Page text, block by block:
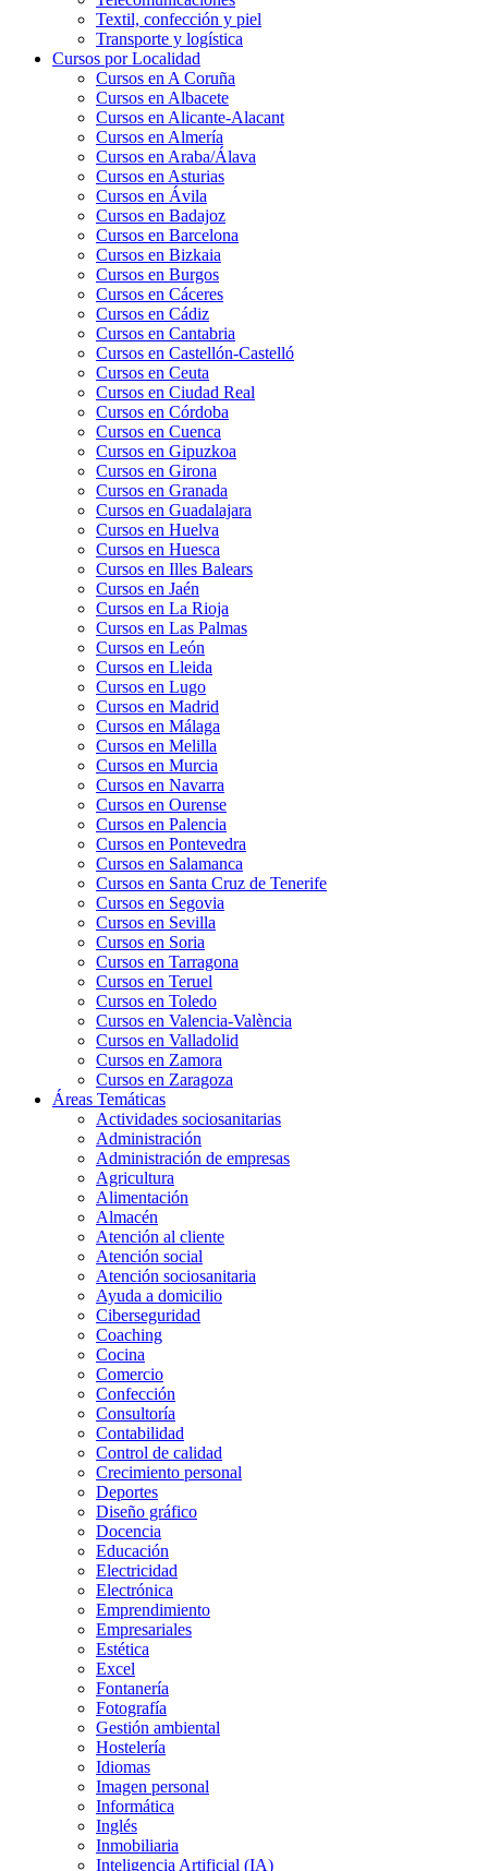
Textil, confección y piel
Transporte y logística
Cursos por Localidad
Cursos en A Coruña
Cursos en Albacete
Cursos en Alicante-Alacant
Cursos en Almería
Cursos en Araba/Álava
Cursos en Asturias
Cursos en Ávila
Cursos en Badajoz
Cursos en Barcelona
Cursos en Bizkaia
Cursos en Burgos
Cursos en Cáceres
Cursos en Cádiz
Cursos en Cantabria
Cursos en Castellón-Castelló
Cursos en Ceuta
Cursos en Ciudad Real
Cursos en Córdoba
Cursos en Cuenca
Cursos en Gipuzkoa
Cursos en Girona
Cursos en Granada
Cursos en Guadalajara
Cursos en Huelva
Cursos en Huesca
Cursos en Illes Balears
Cursos en Jaén
Cursos en La Rioja
Cursos en Las Palmas
Cursos en León
Cursos en Lleida
Cursos en Lugo
Cursos en Madrid
Cursos en Málaga
Cursos en Melilla
Cursos en Murcia
Cursos en Navarra
Cursos en Ourense
Cursos en Palencia
Cursos en Pontevedra
Cursos en Salamanca
Cursos en Santa Cruz de Tenerife
Cursos en Segovia
Cursos en Sevilla
Cursos en Soria
Cursos en Tarragona
Cursos en Teruel
Cursos en Toledo
Cursos en Valencia-València
Cursos en Valladolid
Cursos en Zamora
Cursos en Zaragoza
Áreas Temáticas
Actividades sociosanitarias
Administración
Administración de empresas
Agricultura
Alimentación
Almacén
Atención al cliente
Atención social
Atención sociosanitaria
Ayuda a domicilio
Ciberseguridad
Coaching
Cocina
Comercio
Confección
Consultoría
Contabilidad
Control de calidad
Crecimiento personal
Deportes
Diseño gráfico
Docencia
Educación
Electricidad
Electrónica
Emprendimiento
Empresariales
Estética
Excel
Fontanería
Fotografía
Gestión ambiental
Hostelería
Idiomas
Imagen personal
Informática
Inglés
Inmobiliaria
Inteligencia Artificial (IA)